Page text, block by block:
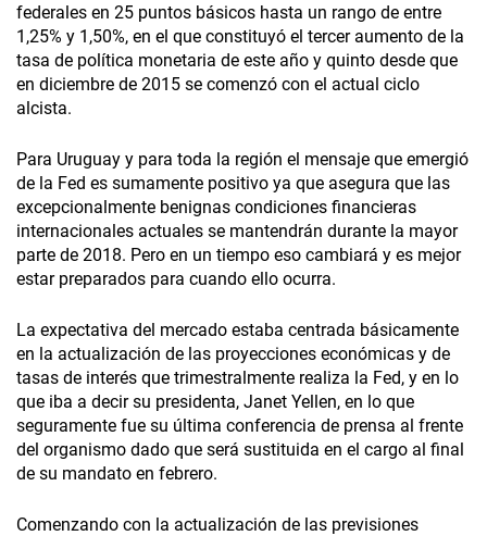
federales en 25 puntos básicos hasta un rango de entre
1,25% y 1,50%, en el que constituyó el tercer aumento de la
tasa de política monetaria de este año y quinto desde que
en diciembre de 2015 se comenzó con el actual ciclo
alcista.
Para Uruguay y para toda la región el mensaje que emergió
de la Fed es sumamente positivo ya que asegura que las
excepcionalmente benignas condiciones financieras
internacionales actuales se mantendrán durante la mayor
parte de 2018. Pero en un tiempo eso cambiará y es mejor
estar preparados para cuando ello ocurra.
La expectativa del mercado estaba centrada básicamente
en la actualización de las proyecciones económicas y de
tasas de interés que trimestralmente realiza la Fed, y en lo
que iba a decir su presidenta, Janet Yellen, en lo que
seguramente fue su última conferencia de prensa al frente
del organismo dado que será sustituida en el cargo al final
de su mandato en febrero.
Comenzando con la actualización de las previsiones